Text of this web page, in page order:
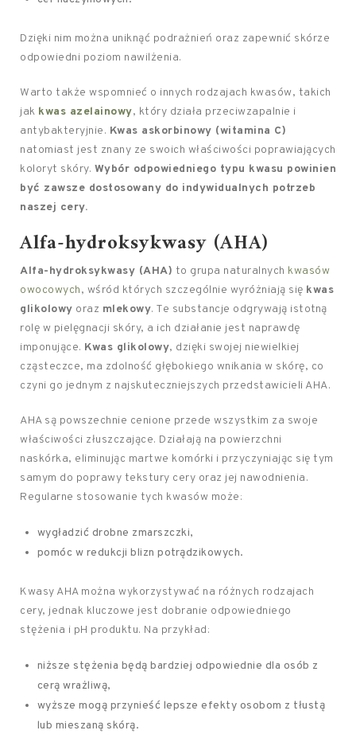
Dzięki nim można uniknąć podrażnień oraz zapewnić skórze
odpowiedni poziom nawilżenia.
Warto także wspomnieć o innych rodzajach kwasów, takich
jak kwas azelainowy, który działa przeciwzapalnie i
antybakteryjnie. Kwas askorbinowy (witamina C)
natomiast jest znany ze swoich właściwości poprawiających
koloryt skóry. Wybór odpowiedniego typu kwasu powinien
być zawsze dostosowany do indywidualnych potrzeb
naszej cery.
Alfa-hydroksykwasy (AHA)
Alfa-hydroksykwasy (AHA) to grupa naturalnych kwasów
owocowych, wśród których szczególnie wyróżniają się kwas
glikolowy oraz mlekowy. Te substancje odgrywają istotną
rolę w pielęgnacji skóry, a ich działanie jest naprawdę
imponujące. Kwas glikolowy, dzięki swojej niewielkiej
cząsteczce, ma zdolność głębokiego wnikania w skórę, co
czyni go jednym z najskuteczniejszych przedstawicieli AHA.
AHA są powszechnie cenione przede wszystkim za swoje
właściwości złuszczające. Działają na powierzchni
naskórka, eliminując martwe komórki i przyczyniając się tym
samym do poprawy tekstury cery oraz jej nawodnienia.
Regularne stosowanie tych kwasów może:
wygładzić drobne zmarszczki,
pomóc w redukcji blizn potrądzikowych.
Kwasy AHA można wykorzystywać na różnych rodzajach
cery, jednak kluczowe jest dobranie odpowiedniego
stężenia i pH produktu. Na przykład:
niższe stężenia będą bardziej odpowiednie dla osób z
cerą wrażliwą,
wyższe mogą przynieść lepsze efekty osobom z tłustą
lub mieszaną skórą.